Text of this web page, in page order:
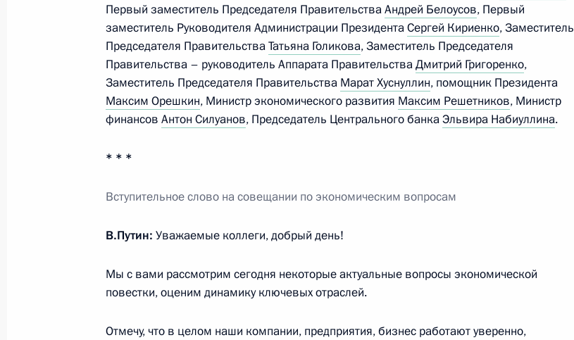
Заседание Национального совета по профессиональным
квалификациям
14 июля 2023 года, 19:00
Совещание с членами Правительства
4 июля 2023 года, 16:10
Первый заместитель Председателя ПравительстваАндрей Белоусов, Первый
заместитель Руководителя Администрации ПрезидентаСергей Кириенко, Заместитель
Председателя ПравительстваТатьяна Голикова, Заместитель Председателя
Правительства – руководитель Аппарата ПравительстваДмитрий Григоренко,
Заместитель Председателя Правительства Марат Хуснуллин, помощник Президента
Максим Орешкин, Министр экономического развития Максим Решетников, Министр
финансов Антон Силуанов, Председатель Центрального банкаЭльвира Набиуллина.
* * *
Вступительное слово на совещании по экономическим вопросам
В.Путин: Уважаемые коллеги, добрый день!
Мы с вами рассмотрим сегодня некоторые актуальные вопросы экономической
повестки, оценим динамику ключевых отраслей.
Отмечу, что в целом наши компании, предприятия, бизнес работают уверенно,